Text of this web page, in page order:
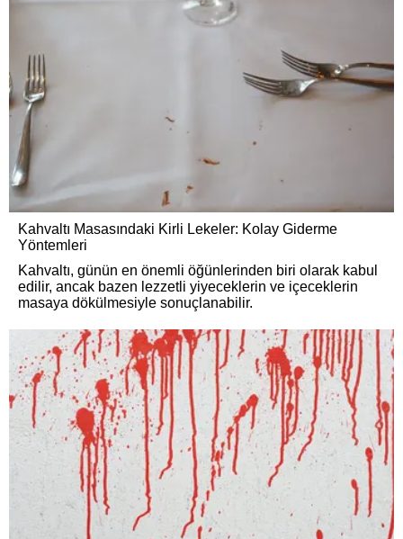
Kahvaltı Masasındaki Kirli Lekeler: Kolay Giderme
Yöntemleri
Kahvaltı, günün en önemli öğünlerinden biri olarak kabul
edilir, ancak bazen lezzetli yiyeceklerin ve içeceklerin
masaya dökülmesiyle sonuçlanabilir.